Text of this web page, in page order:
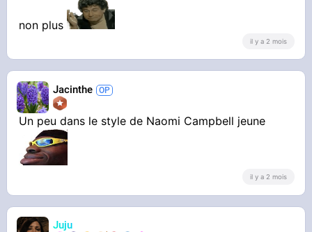
non plus
il y a 2 mois
Jacinthe
Un peu dans le style de Naomi Campbell jeune
il y a 2 mois
Juju